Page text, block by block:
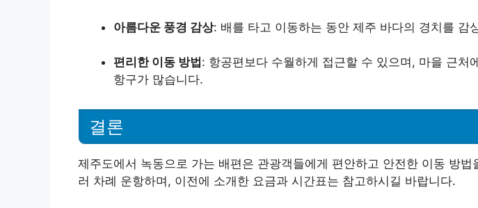
아름다운 풍경 감상: 배를 타고 이동하는 동안 제주 바다의 경치를 감
편리한 이동 방법 : 항공편보다 수월하게 접근할 수 있으며, 마을 근처
항구가 많습니다.
결론
제주도에서 녹동으로 가는 배편은 관광객들에게 편안하고 안전한 이동 방법
러 차례 운항하며, 이전에 소개한 요금과 시간표는 참고하시길 바랍니다.